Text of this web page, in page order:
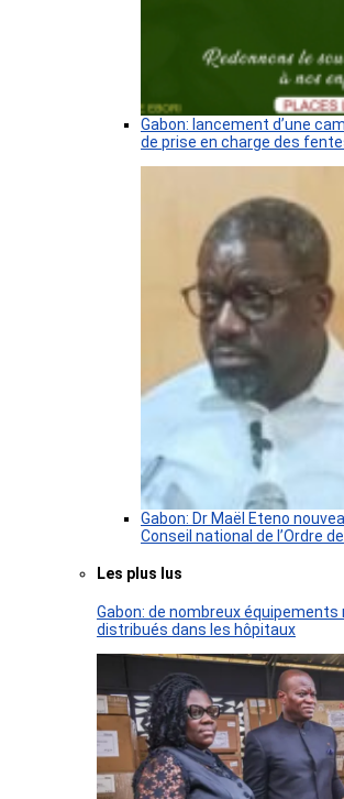
Gabon: lancement d’une
de prise en charge des
Gabon: Dr Maël Eteno
Conseil national de l’Ordre
Les plus lus
Gabon: de nombreux équipements
distribués dans les hôpitaux